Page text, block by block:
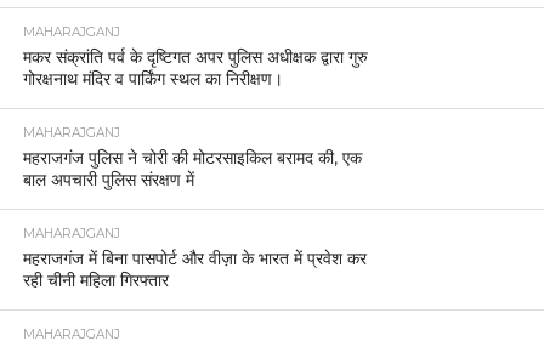
MAHARAJGANJ
मकर संक्रांति पर्व के दृष्टिगत अपर पुलिस अधीक्षक द्वारा गुरु
गोरक्षनाथ मंदिर व पार्किंग स्थल का निरीक्षण।
MAHARAJGANJ
महराजगंज पुलिस ने चोरी की मोटरसाइकिल बरामद की, एक
बाल अपचारी पुलिस संरक्षण में
MAHARAJGANJ
महराजगंज में बिना पासपोर्ट और वीज़ा के भारत में प्रवेश कर
रही चीनी महिला गिरफ्तार
MAHARAJGANJ